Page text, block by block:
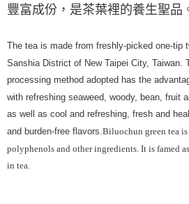
豐富成份，是茶葉裡的養生聖品
The tea is made from freshly-picked one-tip
Sanshia District of New Taipei City, Taiwan.
processing method adopted has the
with refreshing seaweed, woody, bean, fruit
as well as cool and refreshing, fresh and
and burden-free flavors. Biluochun green tea
polyphenols and other ingredients. It is famed
in tea.